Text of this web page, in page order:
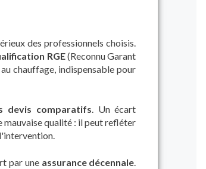
des professionnels choisis.
RGE(Reconnu Garant
chauffage, indispensable pour
devis comparatifs. Un écart
mauvaise qualité : il peut refléter
par une assurance décennale.